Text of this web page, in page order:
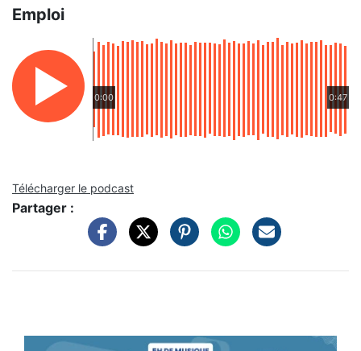
Emploi
0:00 0:47
Télécharger le podcast
Partager :